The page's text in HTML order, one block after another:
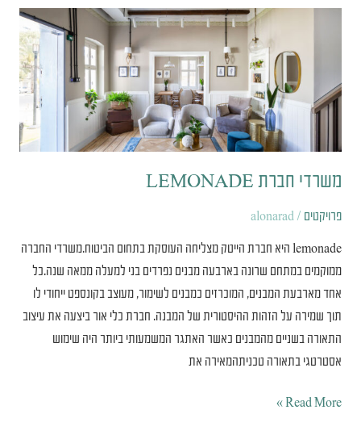
משרדי חברת LEMONADE
פרויקטים /
alonarad
lemonade היא חברת הייטק מצליחה העוסקת בתחום הביטוח.משרדי החברה
ממוקמים במתחם שרונה בארבעה מבנים נפרדים בני למעלה ממאה שנה.כל
אחד מארבעת המבנים, המוכרזים כמבנים לשימור, מעוצב בקונספט ייחודי לו
תוך שמירה על הזהות ההיסטורית של המבנה. חברת כלי אור ביצעה את עיצוב
התאורה בשניים מהמבנים כאשר האתגר המשמעותי ביותר היה שימוש
אסטרטגי בתאורה טכניתהמאירה את
LEMONADE
Read More »